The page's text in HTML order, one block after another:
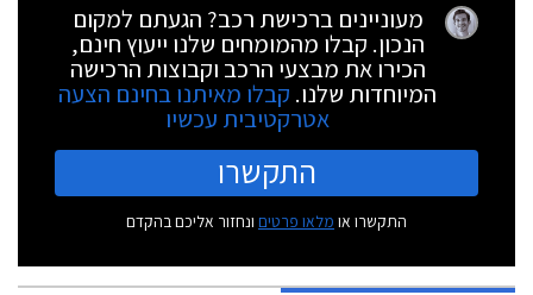
מעוניינים ברכישת רכב? הגעתם למקום
הנכון. קבלו מהמומחים שלנו ייעוץ חינם,
הכירו את מבצעי הרכב וקבוצות הרכישה
המיוחדות שלנו. קבלו מאיתנו בחינם הצעה
אטרקטיבית עכשיו
התקשרו
התקשרו או מלאו פרטים ונחזור אליכם בהקדם